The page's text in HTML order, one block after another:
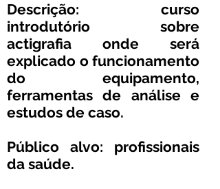
Descrição: curso
introdutório sobre
actigrafia onde será
explicado o funcionamento
do equipamento,
ferramentas de análise e
estudos de caso.
Público alvo: profissionais
da saúde.